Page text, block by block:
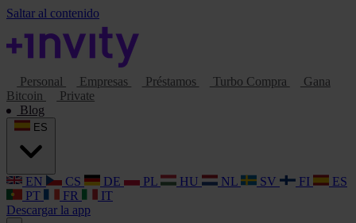
Saltar al contenido
Personal Empresas Préstamos Turbo Compra
Gana
Bitcoin
Private
Blog
EN CS DE PL HU NL SV FI
ES
PT
FR
IT
Descargar la app